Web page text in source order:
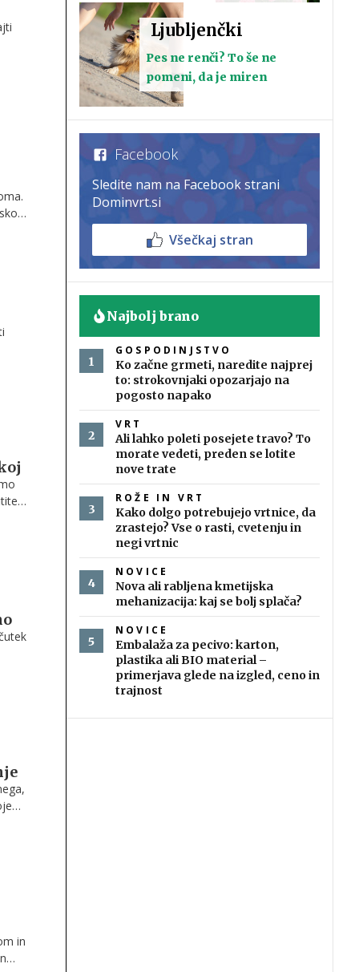
in
Ljubljenčki
Pes ne renči? To še ne
pomeni, da je miren
Facebook
Sledite nam na Facebook strani
Dominvrt.si
Všečkaj stran
Najbolj brano
GOSPODINJSTVO
Ko začne grmeti, naredite najprej
to: strokovnjaki opozarjajo na
pogosto napako
VRT
Ali lahko poleti posejete travo? To
morate vedeti, preden se lotite
nove trate
ROŽE IN VRT
Kako dolgo potrebujejo vrtnice, da
zrastejo? Vse o rasti, cvetenju in
negi vrtnic
NOVICE
Nova ali rabljena kmetijska
mehanizacija: kaj se bolj splača?
NOVICE
Embalaža za pecivo: karton,
plastika ali BIO material –
primerjava glede na izgled, ceno in
trajnost